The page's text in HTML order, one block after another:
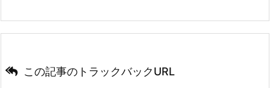
この記事のトラックバックURL